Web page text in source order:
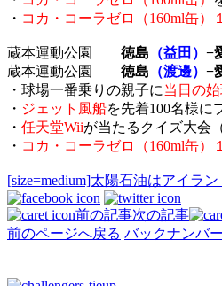
・ コカ・コーラゼロ（160ml缶
蔵本運動公園 徳島 （益田） −
蔵本運動公園 徳島 （渡邊） −
・球場一番乗りの親子に当日の
・ ジェット風船を先着100名様に
・ 任天堂Wiiが当たるクイズ大会
・ コカ・コーラゼロ（160ml缶
[size=medium]太陽石油はアイラ
前の記事次の記事
前のページへ戻る バックナンバ